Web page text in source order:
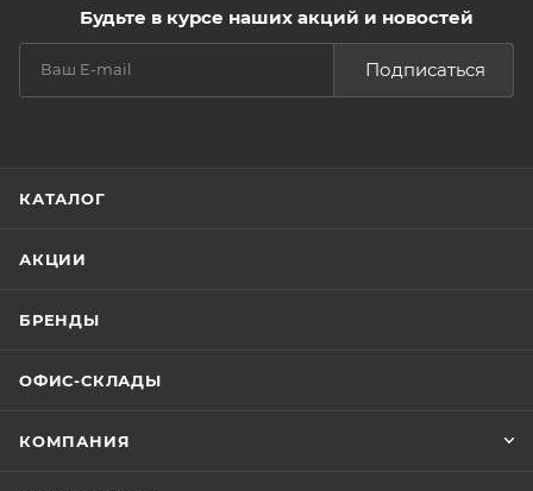
Будьте в курсе наших акций и новостей
Подписаться
КАТАЛОГ
АКЦИИ
БРЕНДЫ
ОФИС-СКЛАДЫ
КОМПАНИЯ